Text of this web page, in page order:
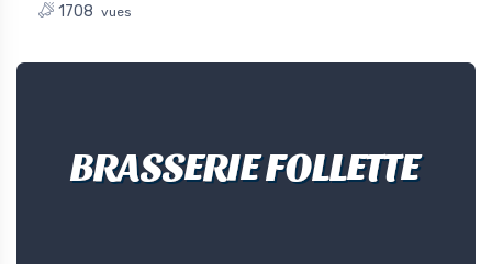
1708 vues
BRASSERIE FOLLETTE